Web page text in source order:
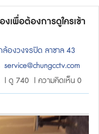
เพื่อต้องการดูใครเข้า
งวงจรปิด ลาซาล 43
service@chungcctv.com
| ดู 740 | ความคิดเห็น 0